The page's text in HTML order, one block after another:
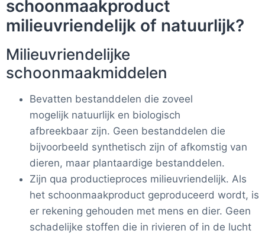
schoonmaakproduct
milieuvriendelijk of natuurlijk?
Milieuvriendelijke
schoonmaakmiddelen
Bevatten bestanddelen die zoveel
mogelijk natuurlijk en biologisch
afbreekbaar zijn. Geen bestanddelen die
bijvoorbeeld synthetisch zijn of afkomstig van
dieren, maar plantaardige bestanddelen.
Zijn qua productieproces milieuvriendelijk. Als
het schoonmaakproduct geproduceerd wordt, is
er rekening gehouden met mens en dier. Geen
schadelijke stoffen die in rivieren of in de lucht